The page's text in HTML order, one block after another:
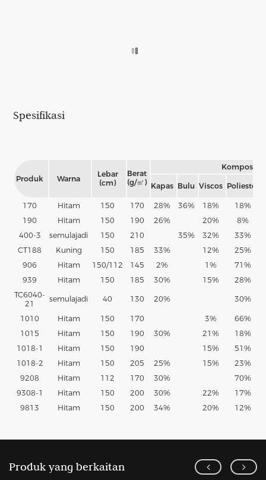
Spesifikasi
Produk Warna
Lebar
(cm)
Berat
(g/㎡)
Komposisi
Kapas Bulu Viscos Poliester
170
Hitam 150 170 28% 36% 18%
18%
190
Hitam 150 190 26% 20%
8%
400-3
semulajadi 150 210 35% 32%
33%
CT188
Kuning 150 185 33% 12%
25%
906
Hitam 150/112 145 2% 1%
71%
939
Hitam 150 185 30% 15%
28%
TC6040-
21
semulajadi 40 130 20% 30%
1010 Hitam 150 170 3%
66%
1015
Hitam 150 190 30% 21%
18%
1018-1
Hitam 150 190 15%
51%
1018-2
Hitam 150 205 25% 15%
23%
9208
Hitam 112 170 30%
70%
9308-1
Hitam 150 200 30% 22%
17%
9813
Hitam 150 200 34% 20% 12%
Produk yang berkaitan